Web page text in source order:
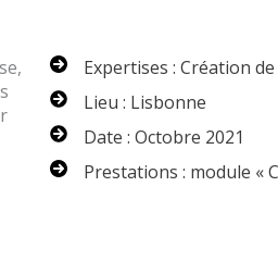
Expertises : Création
Lieu : Lisbonne
Date : Octobre 2021
Prestations : module «